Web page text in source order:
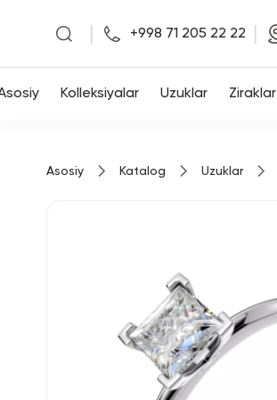
Asosiy
+998 71 205 22 22
Kolleksiyalar Uzuklar Ziraklar
Asosiy Katalog Uzuklar